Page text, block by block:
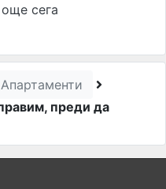
още сега
Апартаменти
преди да